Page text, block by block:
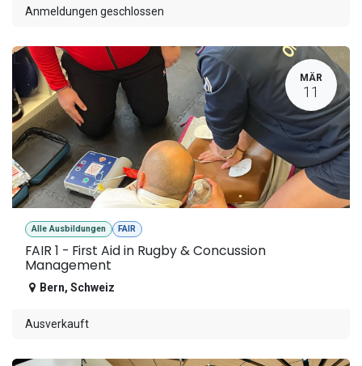
Anmeldungen geschlossen
L
MÄR
11
Alle Ausbildungen FAIR
FAIR 1 - First Aid in Rugby & Concussion
Management
Bern, Schweiz
Ausverkauft